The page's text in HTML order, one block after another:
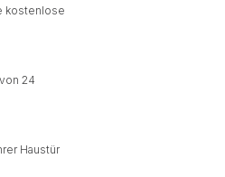
kostenlose
24
Haustür